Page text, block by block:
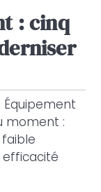
: cinq
moment :